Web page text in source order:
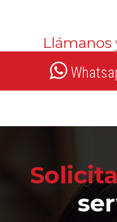
Llámanos